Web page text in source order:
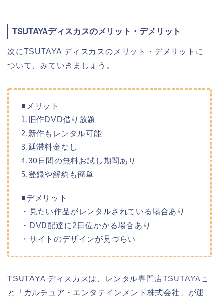
TSUTAYAディスカスのメリット・デメリット
次にTSUTAYA ディスカスのメリット・デメリットに
ついて、みていきましょう。
■メリット
1.旧作DVD借り放題
2.新作もレンタル可能
3.延滞料金なし
4.30日間の無料お試し期間あり
5.登録や解約も簡単
■デメリット
・見たい作品がレンタルされている場合あり
・DVD配達に2日位かかる場合あり
・サイトのデザインが見づらい
TSUTAYA ディスカスは、レンタル専門店TSUTAYAこ
と「カルチュア・エンタテインメント株式会社」が運